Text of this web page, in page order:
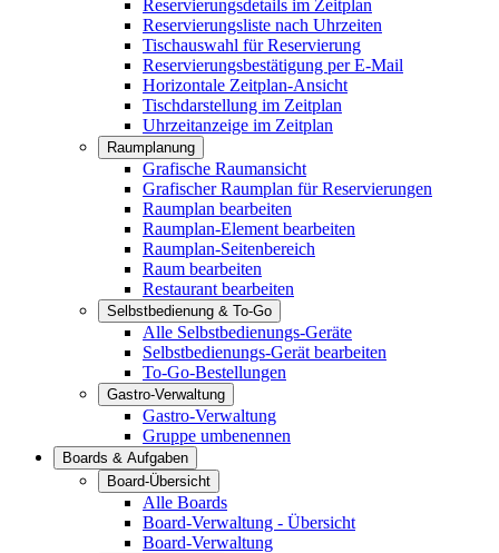
Reservierungsdetails im Zeitplan
Reservierungsliste nach Uhrzeiten
Tischauswahl für Reservierung
Reservierungsbestätigung per E-Mail
Horizontale Zeitplan-Ansicht
Tischdarstellung im Zeitplan
Uhrzeitanzeige im Zeitplan
Raumplanung
Grafische Raumansicht
Grafischer Raumplan für Reservierungen
Raumplan bearbeiten
Raumplan-Element bearbeiten
Raumplan-Seitenbereich
Raum bearbeiten
Restaurant bearbeiten
Selbstbedienung & To-Go
Alle Selbstbedienungs-Geräte
Selbstbedienungs-Gerät bearbeiten
To-Go-Bestellungen
Gastro-Verwaltung
Gastro-Verwaltung
Gruppe umbenennen
Boards & Aufgaben
Board-Übersicht
Alle Boards
Board-Verwaltung - Übersicht
Board-Verwaltung